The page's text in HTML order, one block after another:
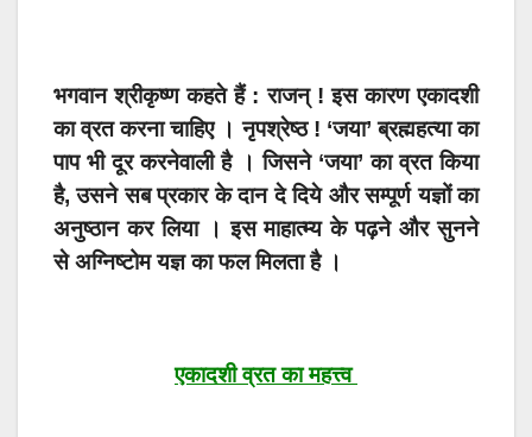
भगवान श्रीकृष्ण कहते हैं : राजन् ! इस कारण एकादशी
का व्रत करना चाहिए । नृपश्रेष्ठ ! ‘जया’ ब्रह्महत्या का
पाप भी दूर करनेवाली है । जिसने ‘जया’ का व्रत किया
है, उसने सब प्रकार के दान दे दिये और सम्पूर्ण यज्ञों का
अनुष्ठान कर लिया । इस माहात्म्य के पढ़ने और सुनने
से अग्निष्टोम यज्ञ का फल मिलता है ।
एकादशी व्रत का महत्त्व